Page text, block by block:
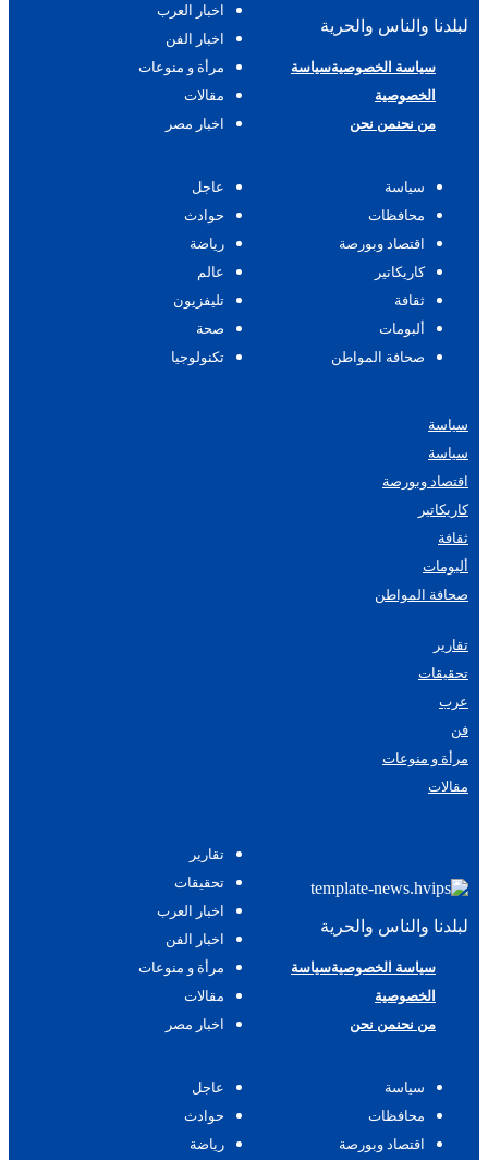
لبلدنا والناس والحرية
سياسة الخصوصيةسياسة
الخصوصية
من نحنمن نحن
اخبار العرب
اخبار الفن
مرأة و منوعات
مقالات
اخبار مصر
سياسة
محافظات
اقتصاد وبورصة
كاريكاتير
ثقافة
ألبومات
صحافة المواطن
عاجل
حوادث
رياضة
عالم
تليفزيون
صحة
تكنولوجيا
سياسة
سياسة
اقتصاد وبورصة
كاريكاتير
ثقافة
ألبومات
صحافة المواطن
تقارير
تحقيقات
عرب
فن
مرأة و منوعات
مقالات
لبلدنا والناس والحرية
سياسة الخصوصيةسياسة
الخصوصية
من نحنمن نحن
تقارير
تحقيقات
اخبار العرب
اخبار الفن
مرأة و منوعات
مقالات
اخبار مصر
سياسة
محافظات
اقتصاد وبورصة
عاجل
حوادث
رياضة